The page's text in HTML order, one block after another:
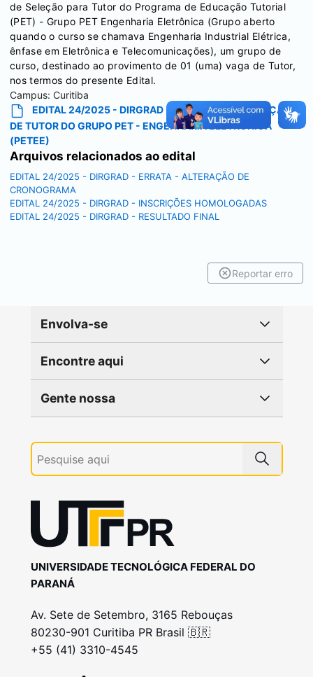
de Seleção para Tutor do Programa de Educação Tutorial
(PET) - Grupo PET Engenharia Eletrônica (Grupo aberto
quando o curso se chamava Engenharia Industrial Elétrica,
ênfase em Eletrônica e Telecomunicações), um grupo de
curso, destinado ao provimento de 01 (uma) vaga de Tutor,
nos termos do presente Edital.
Campus: Curitiba
EDITAL 24/2025 - DIRGRAD - PROCESSO DE SELEÇÃO
DE TUTOR DO GRUPO PET - ENGENHARIA ELETRÔNICA
(PETEE)
Arquivos relacionados ao edital
EDITAL 24/2025 - DIRGRAD - ERRATA - ALTERAÇÃO DE
CRONOGRAMA
EDITAL 24/2025 - DIRGRAD - INSCRIÇÕES HOMOLOGADAS
EDITAL 24/2025 - DIRGRAD - RESULTADO FINAL
Reportar erro
Envolva-se
Encontre aqui
Gente nossa
UNIVERSIDADE TECNOLÓGICA FEDERAL DO
PARANÁ
Av. Sete de Setembro, 3165 Rebouças
80230-901 Curitiba PR Brasil 🇧🇷
+55 (41) 3310-4545